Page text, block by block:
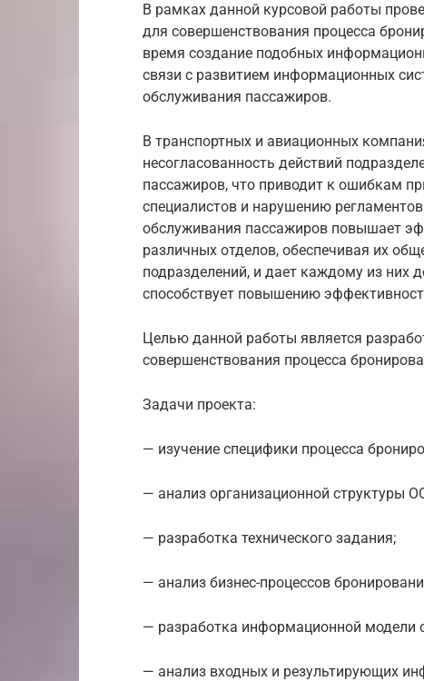
В рамках данной курсовой работы
для совершенствования процесса
время создание подобных
связи с развитием информационных
обслуживания пассажиров.
В транспортных и авиационных
несогласованность действий
пассажиров, что приводит к ошибкам
специалистов и нарушению
обслуживания пассажиров повышает
различных отделов, обеспечивая их
подразделений, и дает каждому из них
способствует повышению
Целью данной работы является
совершенствования процесса
Задачи проекта:
— изучение специфики процесса
— анализ организационной структуры
— разработка технического задания;
— анализ бизнес-процессов
— разработка информационной модели
— анализ входных и результирующих